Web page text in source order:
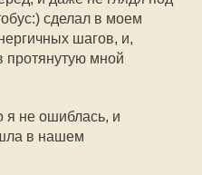
сделал в моем
шагов, и,
протянутую мной
не ошиблась, и
в нашем